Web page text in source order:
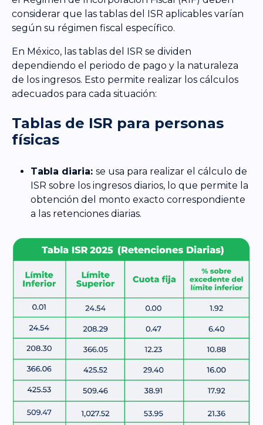
considerar que las tablas del ISR aplicables varían
según su régimen fiscal específico.
En México, las tablas del ISR se dividen
dependiendo el periodo de pago y la naturaleza
de los ingresos. Esto permite realizar los cálculos
adecuados para cada situación:
Tablas de ISR para personas
físicas
Tabla diaria: se usa para realizar el cálculo de
ISR sobre los ingresos diarios, lo que permite la
obtención del monto exacto correspondiente
a las retenciones diarias.